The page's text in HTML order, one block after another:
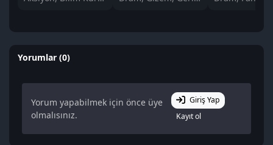
Yorumlar (0)
Yorum yapabilmek için önce üye
olmalısınız.
Giriş Yap
Kayıt ol